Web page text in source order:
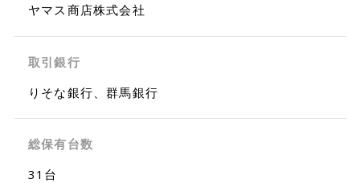
ヤマス商店株式会社
取引銀行
りそな銀行、群馬銀行
総保有台数
31台